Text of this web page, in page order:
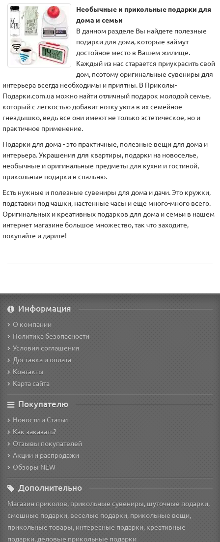
Необычные и прикольные подарки для
дома и семьи
В данном разделе Вы найдете полезные
подарки для дома, которые займут
достойное место в Вашем жилище.
Каждый из нас старается приукрасить свой
дом, поэтому оригинальные сувениры для
интерьера всегда необходимы и приятны. В Приколы-
Подарки.com.ua можно найти отличный подарок молодой семье,
который с легкостью добавит нотку уюта в их семейное
гнездышко, ведь все они имеют не только эстетическое, но и
практичное применение.
Подарки для дома - это практичные, полезные вещи для дома и
интерьера. Украшения для квартиры, подарки на новоселье,
необычные и оригинальные предметы для кухни и гостиной,
прикольные подарки в спальню.
Есть нужные и полезные сувениры для дома и дачи. Это кружки,
подставки под чашки, настенные часы и еще много-много всего.
Оригинальных и креативных подарков для дома и семьи в нашем
интернет магазине большое множество, так что заходите,
покупайте и дарите!
Информация
О компании
Политика безопасности
Условия соглашения
Доставка и оплата
Контакты
Карта сайта
Покупателю
Новости и Статьи
Как заказать?
Отзывы покупателей
Акции и распродажи
Обзоры NEW
Дополнительно
Магазин приколов, прикольные сувениры, шуточные подарки,
смешные подарки, веселые подарки, прикольные вещи,
прикольные товары, интересные подарки, креативные
подарки, деловые прикольные подарки